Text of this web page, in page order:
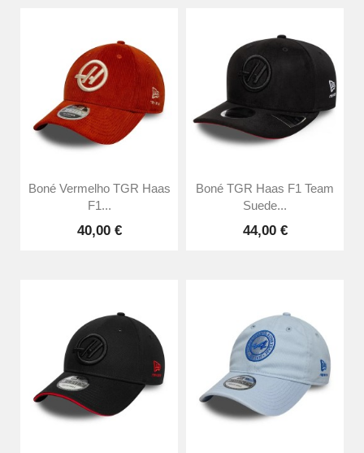
Boné Vermelho TGR Haas
F1...
40,00 €
Boné TGR Haas F1 Team
Suede...
44,00 €